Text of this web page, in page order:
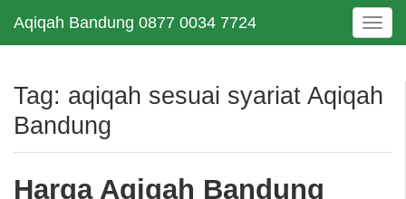
Aqiqah Bandung 0877 0034 7724
T
o
g
l
Tag: aqiqah sesuai syariat Aqiqah
Bandung
Harga Aqiqah Bandung